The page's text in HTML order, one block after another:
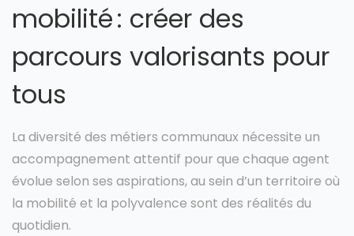
mobilité : créer des
parcours valorisants pour
tous
La diversité des métiers communaux nécessite un
accompagnement attentif pour que chaque agent
évolue selon ses aspirations, au sein d’un territoire où
la mobilité et la polyvalence sont des réalités du
quotidien.